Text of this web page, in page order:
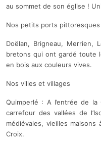
au sommet de son église !
Nos petits ports pittoresques
Doëlan, Brigneau, Merrien,
bretons qui ont gardé toute
en bois aux couleurs vives.
Nos villes et villages
Quimperlé : A l’entrée de
carrefour des vallées de
médiévales, vieilles
Croix.